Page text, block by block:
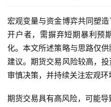
宏观变量与资金博弈共同塑
开户者，需摒弃短期暴利预
化。本文所述策略与思路仅
建议。期货交易风险较高，
审慎决策，并持续关注宏观环
期货交易具有高风险，可能导